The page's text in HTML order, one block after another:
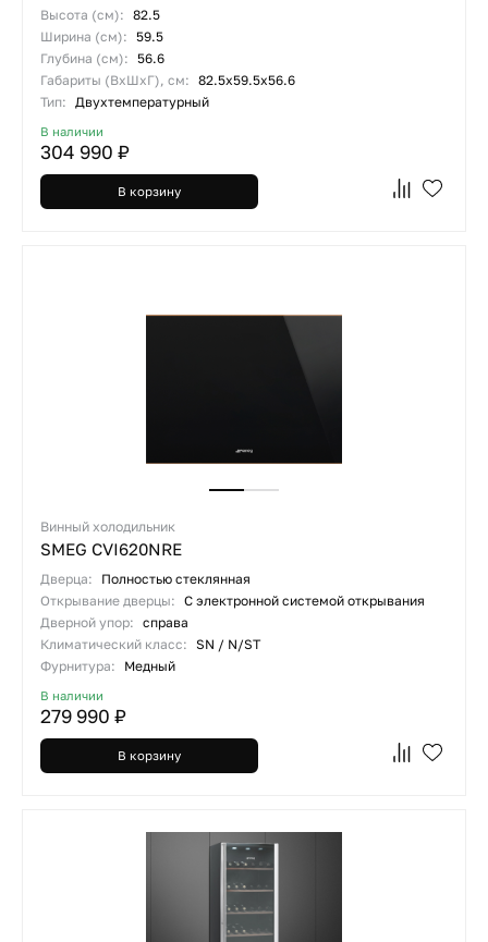
Высота (см): 82.5
Ширина (см): 59.5
Глубина (см): 56.6
Габариты (ВхШхГ), см: 82.5х59.5х56.6
Тип: Двухтемпературный
В наличии
304 990 ₽
В корзину
Винный холодильник
SMEG CVI620NRE
Дверца:
Полностью стеклянная
Открывание дверцы: С электронной системой открывания
Дверной упор: справа
Климатический класс:
SN / N/ST
Фурнитура:
Медный
В наличии
279 990 ₽
В корзину